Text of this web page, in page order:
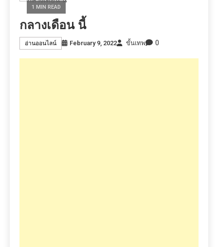
1 MIN READ
กลางเดือน นี้
อ่านออนไลน์ February 9, 2022 ขั้นเทพ 0